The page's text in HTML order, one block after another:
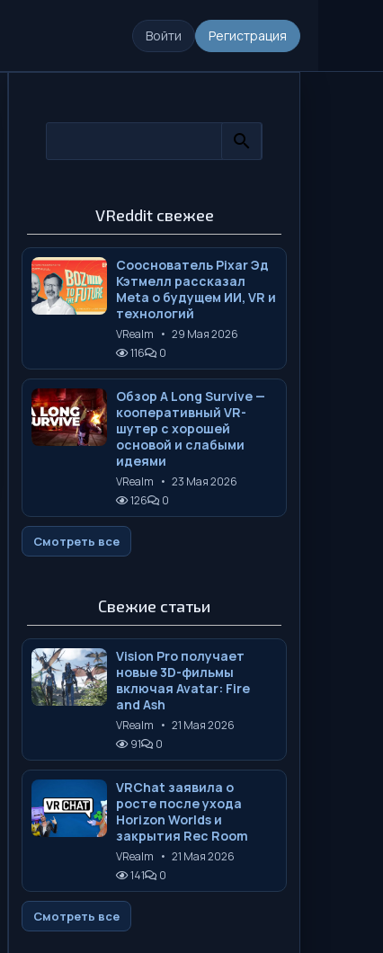
Войти Регистрация
VReddit свежее
Сооснователь Pixar Эд
Кэтмелл рассказал
Meta о будущем ИИ, VR и
технологий
VRealm • 29 Мая 2026
116
0
Обзор A Long Survive —
кооперативный VR-
шутер с хорошей
основой и слабыми
идеями
VRealm • 23 Мая 2026
126
0
Смотреть все
Свежие статьи
Vision Pro получает
новые 3D-фильмы
включая Avatar: Fire
and Ash
VRealm • 21 Мая 2026
91
0
VRChat заявила о
росте после ухода
Horizon Worlds и
закрытия Rec Room
VRealm • 21 Мая 2026
141
0
Смотреть все